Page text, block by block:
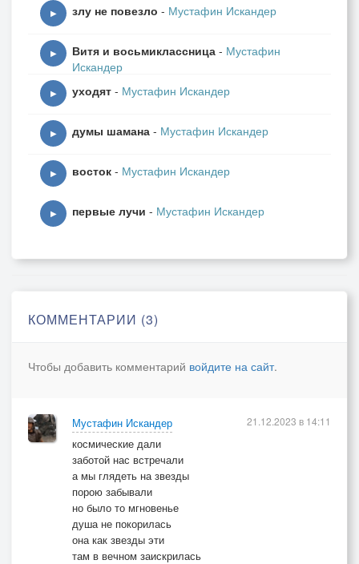
▶ злу не повезло - Мустафин Искандер
▶ Витя и восьмиклассница - Мустафин
Искандер
▶ уходят - Мустафин Искандер
▶ думы шамана - Мустафин Искандер
▶ восток - Мустафин Искандер
▶ первые лучи - Мустафин Искандер
КОММЕНТАРИИ (3)
Чтобы добавить комментарий войдите на сайт.
Мустафин Искандер
космические дали
заботой нас встречали
а мы глядеть на звезды
порою забывали
но было то мгновенье
душа не покорилась
она как звезды эти
там в вечном заискрилась
21.12.2023 в 14:11